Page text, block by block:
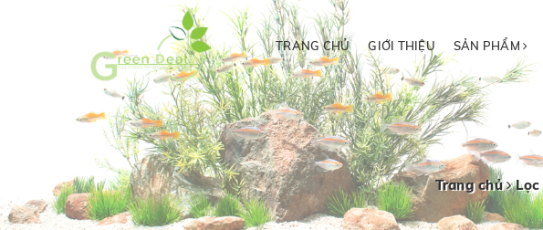
TRANG CHỦ GIỚI THIỆU SẢN PHẨM
Trang chủ